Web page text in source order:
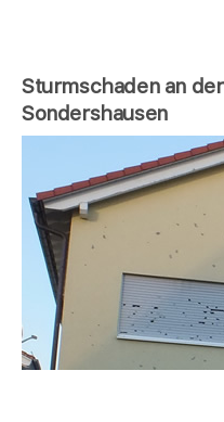
Sturmschaden an
Sondershausen